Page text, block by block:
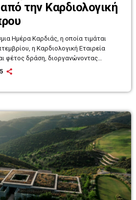
την Καρδιολογική
Ημέρα Καρδιάς, η οποία τιμάται
η Καρδιολογική Εταιρεία
φέτος δράση, διοργανώνοντας
και Διαφώτισης για
νοσημάτων. Η εκστρατεία,
Την επίσημη έναρξη της